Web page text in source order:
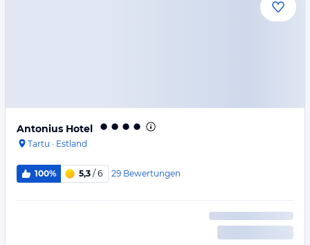
Antonius Hotel
Tartu · Estland
100% 5,3 / 6 29 Bewertungen